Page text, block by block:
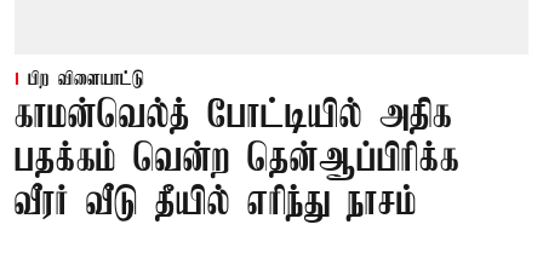
பிற விளையாட்டு
காமன்வெல்த் போட்டியில் அதிக
பதக்கம் வென்ற தென்ஆப்பிரிக்க
வீரர் வீடு தீயில் எரிந்து நாசம்